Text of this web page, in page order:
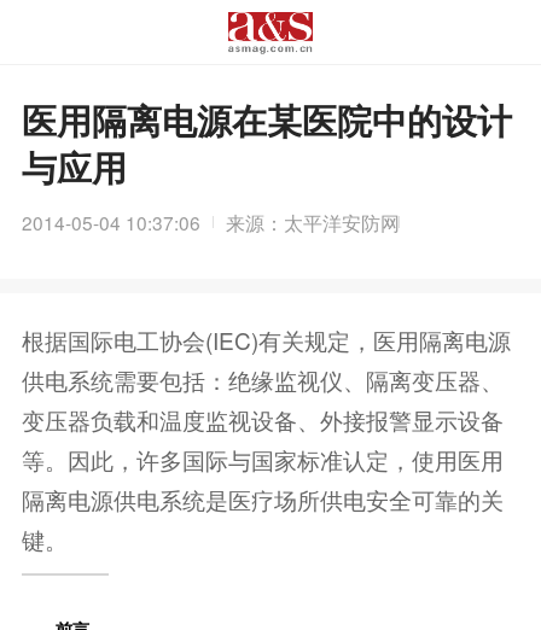
医用隔离电源在某医院中的设计
与应用
2014-05-04 10:37:06 来源：太平洋安防网
根据国际电工协会(IEC)有关规定，医用隔离电源
供电系统需要包括：绝缘监视仪、隔离变压器、
变压器负载和温度监视设备、外接报警显示设备
等。因此，许多国际与国家标准认定，使用医用
隔离电源供电系统是医疗场所供电安全可靠的关
键。